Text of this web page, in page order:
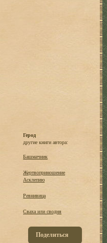
Герод
другие книги автора:
Башмачник
Жертвоприношение
Асклепию
Ревнивица
Сваха или сводня
Поделиться